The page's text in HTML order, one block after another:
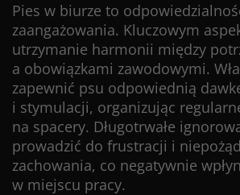
Pies w biurze to
zaangażowania. Kluczowym
utrzymanie harmonii między
a obowiązkami zawodowymi.
zapewnić psu odpowiednią
i stymulacji, organizując
na spacery. Długotrwałe
prowadzić do frustracji i
zachowania, co negatywnie
w miejscu pracy.